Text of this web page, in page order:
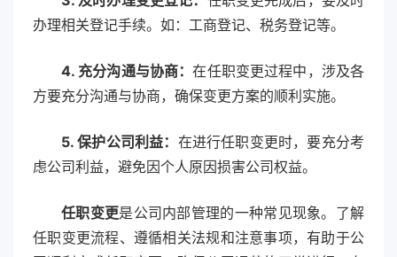
办理相关登记手续。如：工商登记、税务登记等。
4. 充分沟通与协商：在任职变更过程中，涉及各
方要充分沟通与协商，确保变更方案的顺利实施。
5. 保护公司利益： 在进行任职变更时，要充分考
虑公司利益，避免因个人原因损害公司权益。
任职变更是公司内部管理的一种常见现象。了解
任职变更流程、遵循相关法规和注意事项，有助于公